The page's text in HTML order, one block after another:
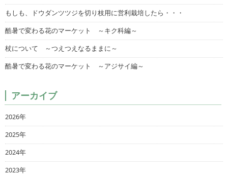
もしも、ドウダンツツジを切り枝用に営利栽培したら・・・
酷暑で変わる花のマーケット ～キク科編～
杖について ～つえつえなるままに～
酷暑で変わる花のマーケット ～アジサイ編～
アーカイブ
2026年
2025年
2024年
2023年